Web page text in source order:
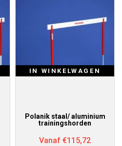
IN WINKELWAGEN
Polanik staal/ aluminium
trainingshorden
Vanaf €115,72